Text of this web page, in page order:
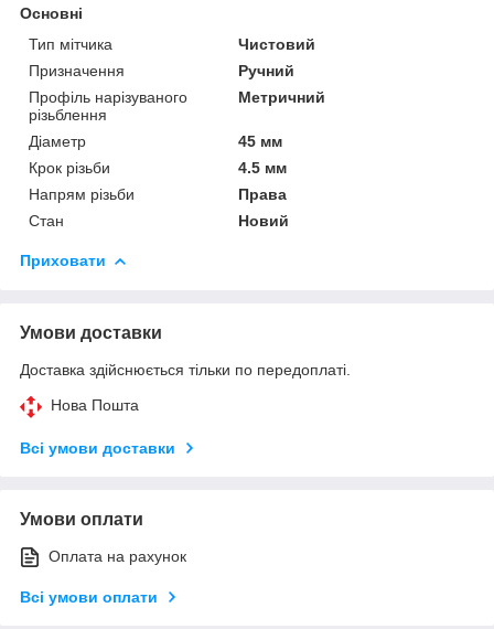
Основні
Тип мітчика
Чистовий
Призначення
Ручний
Профіль нарізуваного
різьблення
Метричний
Діаметр
45 мм
Крок різьби
4.5 мм
Напрям різьби
Права
Стан
Новий
Приховати
Умови доставки
Доставка здійснюється тільки по передоплаті.
Нова Пошта
Всі умови доставки
Умови оплати
Оплата на рахунок
Всі умови оплати